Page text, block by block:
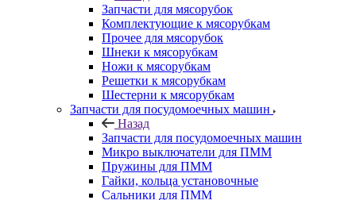
Запчасти для мясорубок
Комплектующие к мясорубкам
Прочее для мясорубок
Шнеки к мясорубкам
Ножи к мясорубкам
Решетки к мясорубкам
Шестерни к мясорубкам
Запчасти для посудомоечных машин
Назад
Запчасти для посудомоечных машин
Микро выключатели для ПММ
Пружины для ПММ
Гайки, кольца установочные
Сальники для ПММ